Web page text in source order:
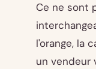
Ce ne sont
l'orange, la
un vendeur